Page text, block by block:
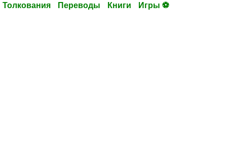
Толкования Переводы Книги Игры ⚽